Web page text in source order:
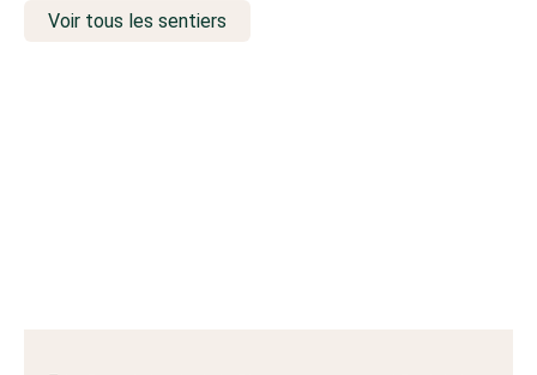
Voir tous les sentiers